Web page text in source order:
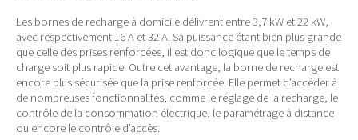
Les bornes de recharge à domicile délivrent entre 3,7 kW et 22 kW,
avec respectivement 16 A et 32 A. Sa puissance étant bien plus grande
que celle des prises renforcées, il est donc logique que le temps de
charge soit plus rapide. Outre cet avantage, la borne de recharge est
encore plus sécurisée que la prise renforcée. Elle permet d’accéder à
de nombreuses fonctionnalités, comme le réglage de la recharge, le
contrôle de la consommation électrique, le paramétrage à distance
ou encore le contrôle d’accès.